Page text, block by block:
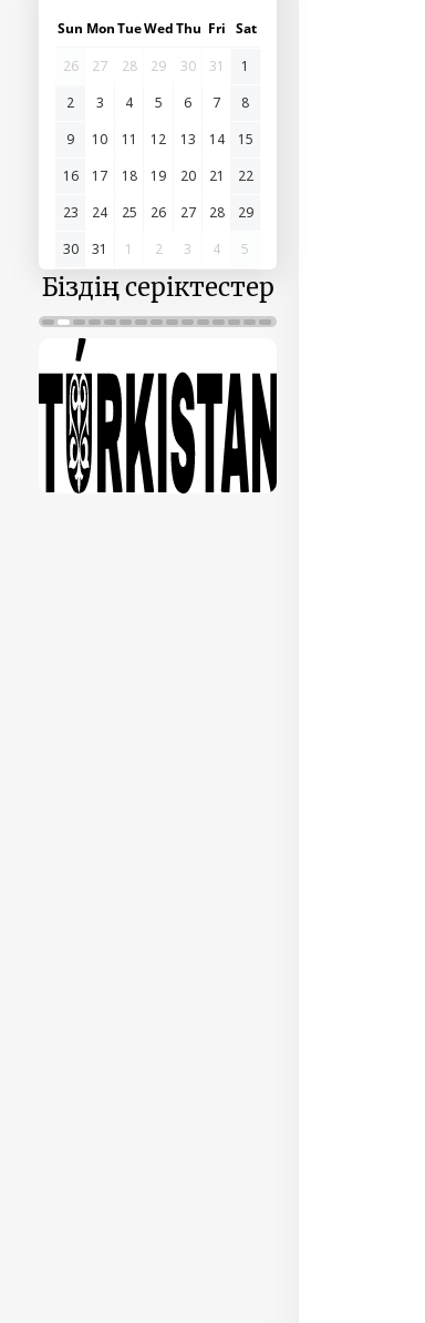
Sun MonTueWedThu Fri Sat
26
27 28 29 30 31
1
2
3 4 5 6 7
8
9
10 11 12 13 14
15
16
17 18 19 20 21
22
23
24 25 26 27 28
29
30
31 1 2 3 4 5
Біздің серіктестер